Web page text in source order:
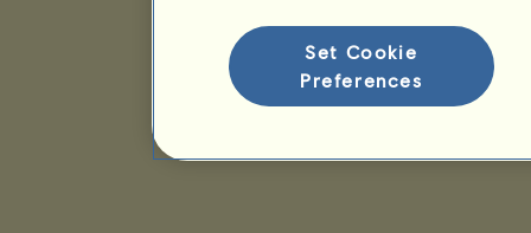
Set Cookie
Preferences